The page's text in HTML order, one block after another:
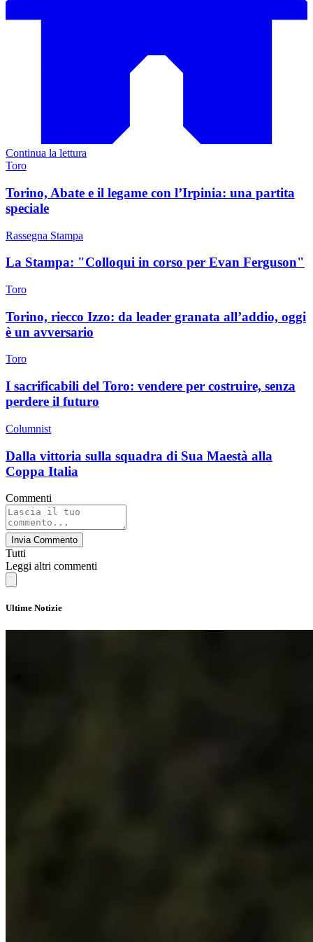
Continua la lettura
Toro
Torino, Abate e il legame con l’Irpinia: una partita
speciale
Rassegna Stampa
La Stampa: "Colloqui in corso per Evan Ferguson"
Toro
Torino, riecco Izzo: da leader granata all’addio, oggi
è un avversario
Toro
I sacrificabili del Toro: vendere per costruire, senza
perdere il futuro
Columnist
Dalla vittoria sulla squadra di Sua Maestà alla
Coppa Italia
Commenti
Invia Commento
Tutti
Leggi altri commenti
Ultime Notizie